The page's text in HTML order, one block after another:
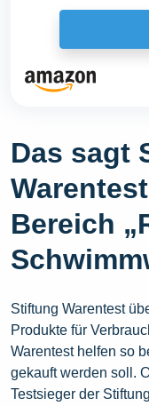
Das sagt
Bereich
Stiftung Warentest
Produkte für
Warentest helfen so
gekauft werden soll.
Testsieger der